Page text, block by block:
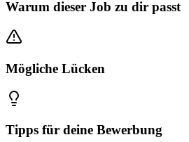
Warum dieser Job zu dir passt
Mögliche Lücken
Tipps für deine Bewerbung